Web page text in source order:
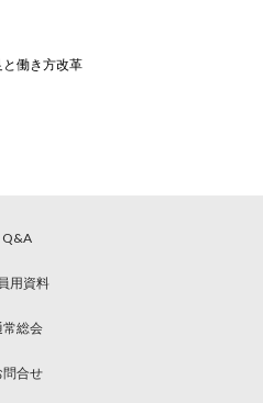
と働き方改革
Q&A
用資料
常総会
問合せ